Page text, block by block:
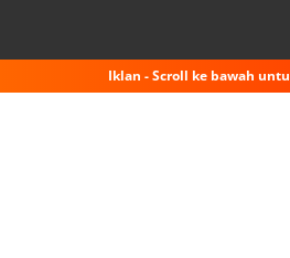
Iklan - Scroll ke bawah